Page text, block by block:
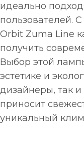
идеально
пользователей.
Orbit Zuma Line
получить
Выбор этой
эстетике и
дизайнеры, так
приносит
уникальный